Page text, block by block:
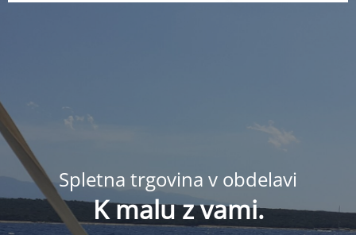
Spletna trgovina v obdelavi
K malu z vami.